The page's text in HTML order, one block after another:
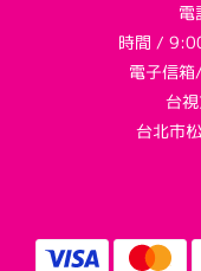
時間 /
電子信
台
台北市